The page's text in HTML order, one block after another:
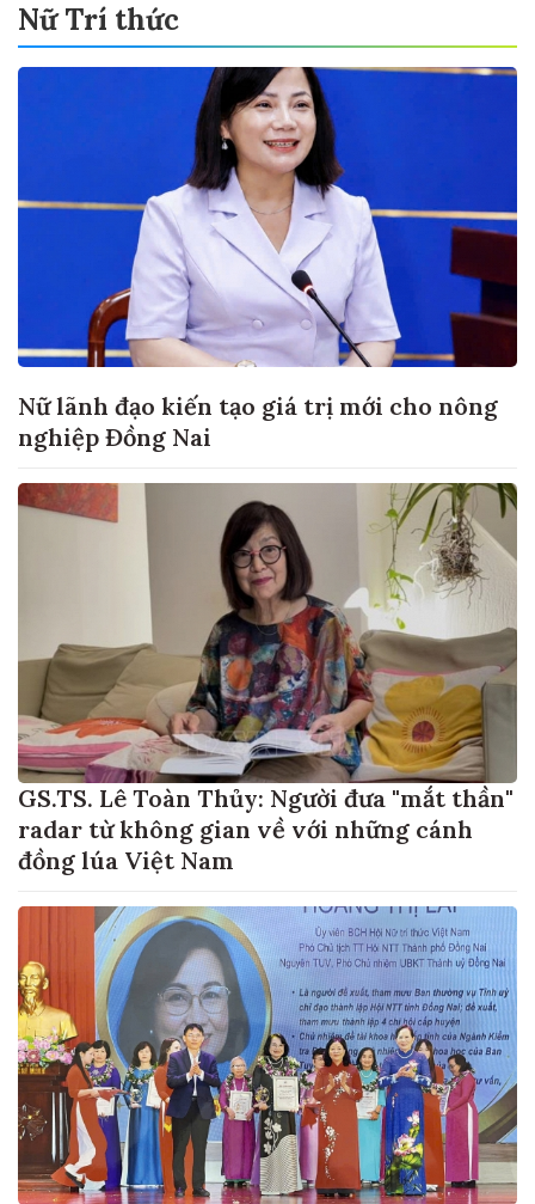
Nữ Trí thức
Nữ lãnh đạo kiến tạo giá trị mới cho nông
nghiệp Đồng Nai
GS.TS. Lê Toàn Thủy: Người đưa "mắt thần"
radar từ không gian về với những cánh
đồng lúa Việt Nam